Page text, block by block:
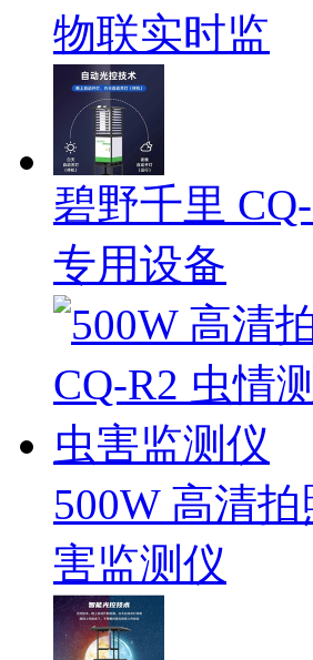
物联实时监
碧野千里
专用设备
500W 高清
害监测仪